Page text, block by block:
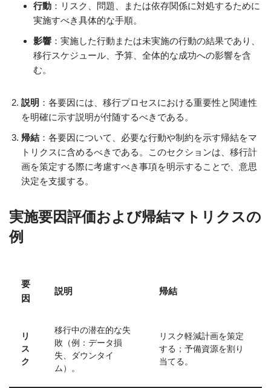
行動 ：リスク、問題、または依存関係に対処するために
実施すべき具体的な手順。
影響 ：実施した行動または未実施の行動の結果であり、
移行スケジュール、予算、全体的な成功への影響を含
む。
説明 ：各要因には、移行プロセスにおける重要性と関連性
を明確に示す説明が付随するべきである。
帰結 ：各要因について、必要な行動や制約を示す帰結をマ
トリクスに含めるべきである。このセクションは、移行計
画を策定する際に考慮すべき事項を明示することで、意思
決定を支援する。
実施要因評価および帰結マトリクスの
例
要
因
説明 帰結
リ
ス
ク
移行中の潜在的な失
敗（例：データ損
失、ダウンタイ
ム）。
リスク軽減計画を策定
する；予備資源を割り
当てる。